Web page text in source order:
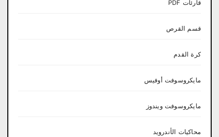
قارئات PDF
قسم القرص
كرة القدم
مايكروسوفت أوفيس
مايكروسوفت ويندوز
محاكيات الأندرويد